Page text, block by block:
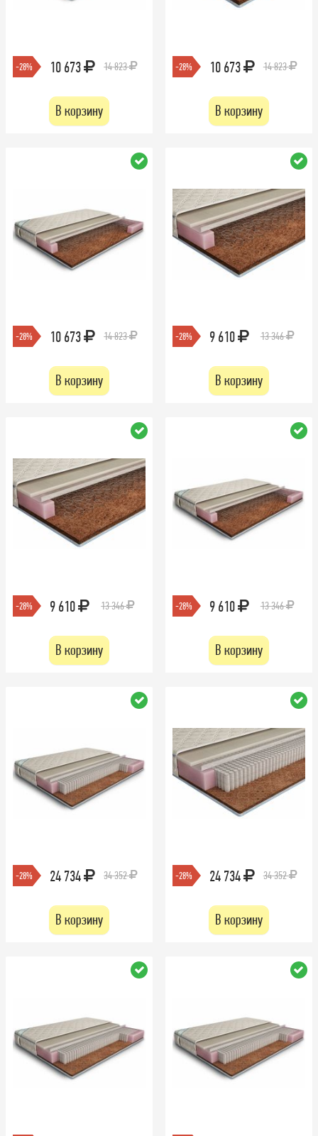
-28% 10 673 14 823
В корзину
-28% 10 673 14 823
В корзину
-28% 10 673 14 823
В корзину
-28% 9 610 13 346
В корзину
-28% 9 610 13 346
В корзину
-28% 9 610 13 346
В корзину
-28% 24 734 34 352
В корзину
-28% 24 734 34 352
В корзину